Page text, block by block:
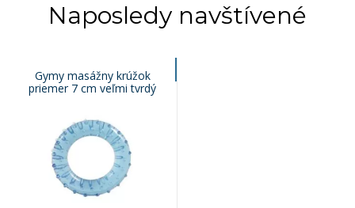
Naposledy navštívené
Gymy masážny krúžok
priemer 7 cm veľmi tvrdý